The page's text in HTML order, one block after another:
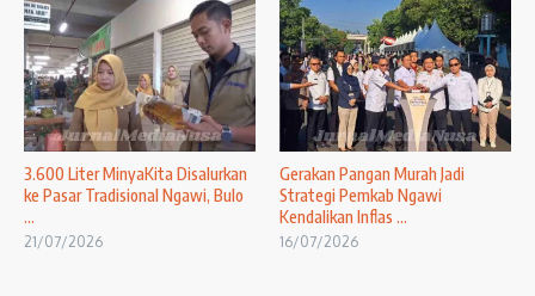
3.600 Liter MinyaKita Disalurkan
ke Pasar Tradisional Ngawi, Bulo
...
21/07/2026
Gerakan Pangan Murah Jadi
Strategi Pemkab Ngawi
Kendalikan Inflas ...
16/07/2026